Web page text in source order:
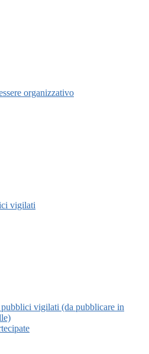
organizzativo
vigilati
vigilati (da pubblicare in